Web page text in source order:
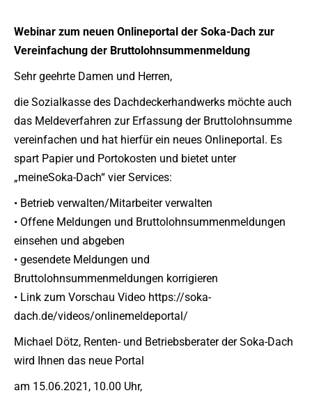
Webinar zum neuen Onlineportal der Soka-Dach zur
Vereinfachung der Bruttolohnsummenmeldung
Sehr geehrte Damen und Herren,
die Sozialkasse des Dachdeckerhandwerks möchte auch
das Meldeverfahren zur Erfassung der Bruttolohnsumme
vereinfachen und hat hierfür ein neues Onlineportal. Es
spart Papier und Portokosten und bietet unter
„meineSoka-Dach“ vier Services:
• Betrieb verwalten/Mitarbeiter verwalten
• Offene Meldungen und Bruttolohnsummenmeldungen
einsehen und abgeben
• gesendete Meldungen und
Bruttolohnsummenmeldungen korrigieren
• Link zum Vorschau Video https://soka-
dach.de/videos/onlinemeldeportal/
Michael Dötz, Renten- und Betriebsberater der Soka-Dach
wird Ihnen das neue Portal
am 15.06.2021, 10.00 Uhr,